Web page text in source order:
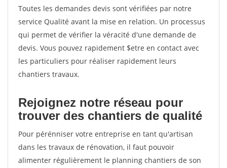
Toutes les demandes devis sont vérifiées par notre
service Qualité avant la mise en relation. Un processus
qui permet de vérifier la véracité d'une demande de
devis. Vous pouvez rapidement $etre en contact avec
les particuliers pour réaliser rapidement leurs
chantiers travaux.
Rejoignez notre réseau pour
trouver des chantiers de qualité
Pour pérénniser votre entreprise en tant qu'artisan
dans les travaux de rénovation, il faut pouvoir
alimenter régulièrement le planning chantiers de son